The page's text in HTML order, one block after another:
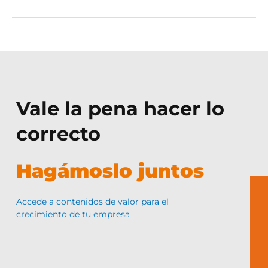
Vale la pena hacer lo
correcto
Hagámoslo juntos
Accede a contenidos de valor para el
crecimiento de tu empresa